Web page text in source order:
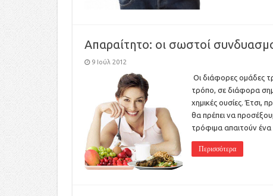
Απαραίτητο: οι σωστοί
9 Ιούλ 2012
Οι διάφορες ομάδες
τρόπο, σε διάφορα
χημικές ουσίες. Έτσι,
θα πρέπει να
τρόφιμα απαιτούν
Περισσότερα